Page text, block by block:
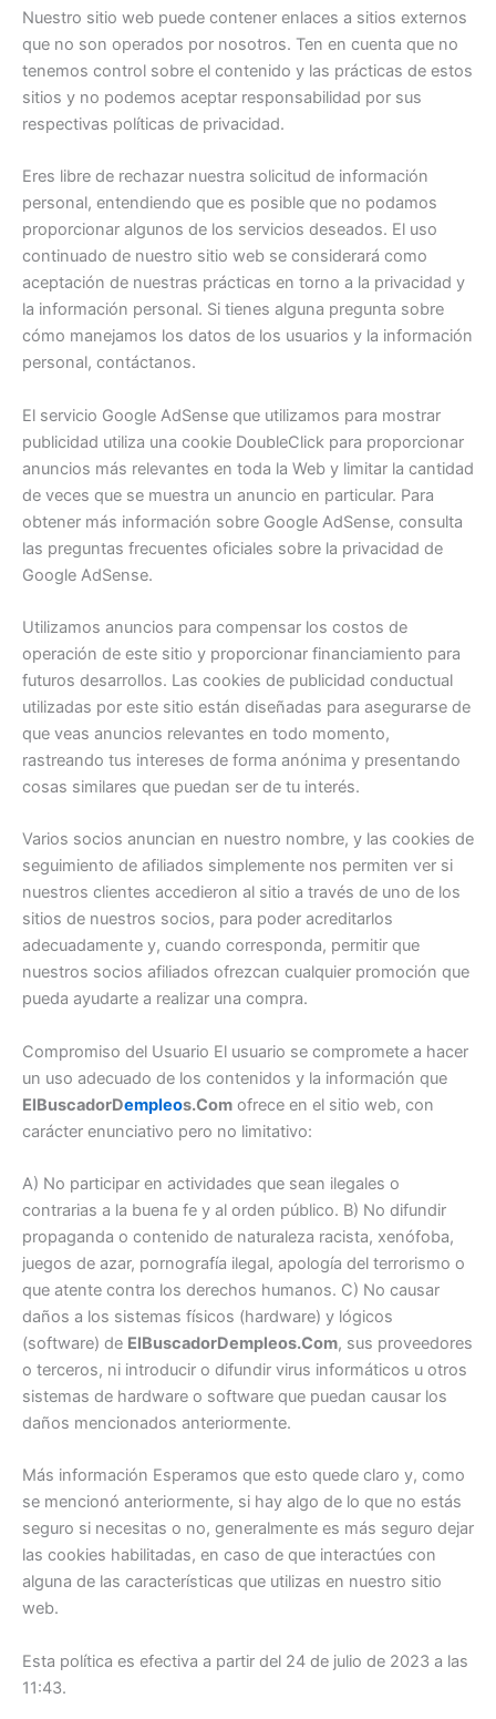
Nuestro sitio web puede contener enlaces a sitios externos
que no son operados por nosotros. Ten en cuenta que no
tenemos control sobre el contenido y las prácticas de estos
sitios y no podemos aceptar responsabilidad por sus
respectivas políticas de privacidad.
Eres libre de rechazar nuestra solicitud de información
personal, entendiendo que es posible que no podamos
proporcionar algunos de los servicios deseados. El uso
continuado de nuestro sitio web se considerará como
aceptación de nuestras prácticas en torno a la privacidad y
la información personal. Si tienes alguna pregunta sobre
cómo manejamos los datos de los usuarios y la información
personal, contáctanos.
El servicio Google AdSense que utilizamos para mostrar
publicidad utiliza una cookie DoubleClick para proporcionar
anuncios más relevantes en toda la Web y limitar la cantidad
de veces que se muestra un anuncio en particular. Para
obtener más información sobre Google AdSense, consulta
las preguntas frecuentes oficiales sobre la privacidad de
Google AdSense.
Utilizamos anuncios para compensar los costos de
operación de este sitio y proporcionar financiamiento para
futuros desarrollos. Las cookies de publicidad conductual
utilizadas por este sitio están diseñadas para asegurarse de
que veas anuncios relevantes en todo momento,
rastreando tus intereses de forma anónima y presentando
cosas similares que puedan ser de tu interés.
Varios socios anuncian en nuestro nombre, y las cookies de
seguimiento de afiliados simplemente nos permiten ver si
nuestros clientes accedieron al sitio a través de uno de los
sitios de nuestros socios, para poder acreditarlos
adecuadamente y, cuando corresponda, permitir que
nuestros socios afiliados ofrezcan cualquier promoción que
pueda ayudarte a realizar una compra.
Compromiso del Usuario El usuario se compromete a hacer
un uso adecuado de los contenidos y la información que
ElBuscadorDempleos.Com ofrece en el sitio web, con
carácter enunciativo pero no limitativo:
A) No participar en actividades que sean ilegales o
contrarias a la buena fe y al orden público. B) No difundir
propaganda o contenido de naturaleza racista, xenófoba,
juegos de azar, pornografía ilegal, apología del terrorismo o
que atente contra los derechos humanos. C) No causar
daños a los sistemas físicos (hardware) y lógicos
(software) de ElBuscadorDempleos.Com, sus proveedores
o terceros, ni introducir o difundir virus informáticos u otros
sistemas de hardware o software que puedan causar los
daños mencionados anteriormente.
Más información Esperamos que esto quede claro y, como
se mencionó anteriormente, si hay algo de lo que no estás
seguro si necesitas o no, generalmente es más seguro dejar
las cookies habilitadas, en caso de que interactúes con
alguna de las características que utilizas en nuestro sitio
web.
Esta política es efectiva a partir del 24 de julio de 2023 a las
11:43.